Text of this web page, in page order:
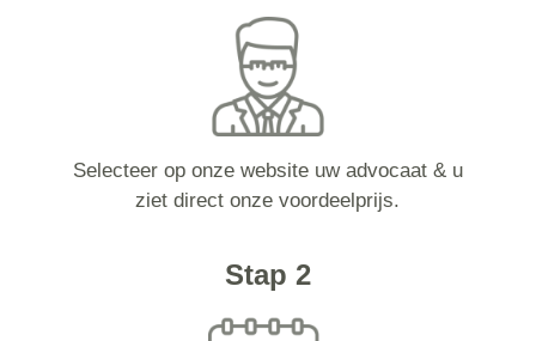
Selecteer op onze website uw advocaat & u
ziet direct onze voordeelprijs.
Stap 2